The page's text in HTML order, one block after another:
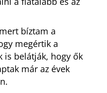
bíztam a
megértik a
is belátják, hogy ők
már az évek